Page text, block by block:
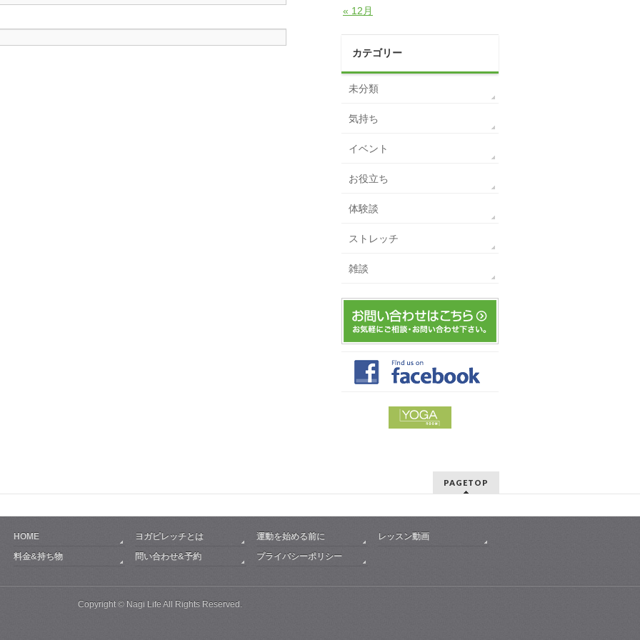
« 12月
カテゴリー
未分類
気持ち
イベント
お役立ち
体験談
ストレッチ
雑談
PAGETOP
HOME ヨガピレッチとは 運動を始める前に
レッスン動画
料金&持ち物
問い合わせ&予約 プライバシーポリシー
Copyright © Nagi Life All Rights Reserved.